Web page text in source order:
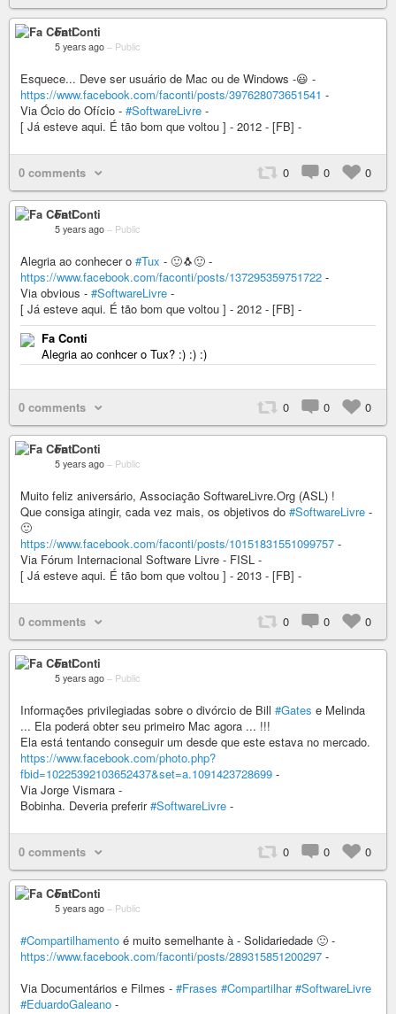
Fa Conti
5 years ago – Public
Esquece... Deve ser usuário de Mac ou de Windows -😃 -
https://www.facebook.com/faconti/posts/397628073651541 -
Via Ócio do Ofício - #SoftwareLivre -
[ Já esteve aqui. É tão bom que voltou ] - 2012 - [FB] -
0 comments 0 0 0
Fa Conti
5 years ago – Public
Alegria ao conhecer o #Tux - 🙂🐧🙂 -
https://www.facebook.com/faconti/posts/137295359751722 -
Via obvious - #SoftwareLivre -
[ Já esteve aqui. É tão bom que voltou ] - 2012 - [FB] -
Fa Conti
Alegria ao conhcer o Tux? :) :) :)
0 comments 0 0 0
Fa Conti
5 years ago – Public
Muito feliz aniversário, Associação SoftwareLivre.Org (ASL) !
Que consiga atingir, cada vez mais, os objetivos do #SoftwareLivre -
🙂
https://www.facebook.com/faconti/posts/10151831551099757 -
Via Fórum Internacional Software Livre - FISL -
[ Já esteve aqui. É tão bom que voltou ] - 2013 - [FB] -
0 comments 0 0 0
Fa Conti
5 years ago – Public
Informações privilegiadas sobre o divórcio de Bill #Gates e Melinda
... Ela poderá obter seu primeiro Mac agora ... !!!
Ela está tentando conseguir um desde que este estava no mercado.
https://www.facebook.com/photo.php?
fbid=10225392103652437&set=a.1091423728699 -
Via Jorge Vismara -
Bobinha. Deveria preferir#SoftwareLivre -
0 comments 0 0 0
Fa Conti
5 years ago – Public
#Compartilhamento é muito semelhante à - Solidariedade 🙂 -
https://www.facebook.com/faconti/posts/289315851200297 -
Via Documentários e Filmes - #Frases #Compartilhar #SoftwareLivre
#EduardoGaleano -